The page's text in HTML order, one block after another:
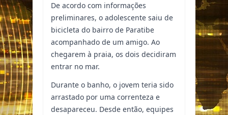
De acordo com informações
preliminares, o adolescente saiu de
bicicleta do bairro de Paratibe
acompanhado de um amigo. Ao
chegarem à praia, os dois decidiram
entrar no mar.
Durante o banho, o jovem teria sido
arrastado por uma correnteza e
desapareceu. Desde então, equipes